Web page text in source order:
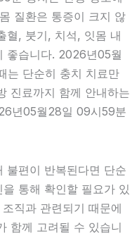
질환은 통증이 크지 않
혈, 붓기, 치석, 잇몸 내
좋습니다. 2026년05월
는 단순히 충치 치료만
진료까지 함께 안내하는
년05월28일 09시59분
불편이 반복된다면 단순
통해 확인할 필요가 있
직과 관련되기 때문에
함께 고려될 수 있습니